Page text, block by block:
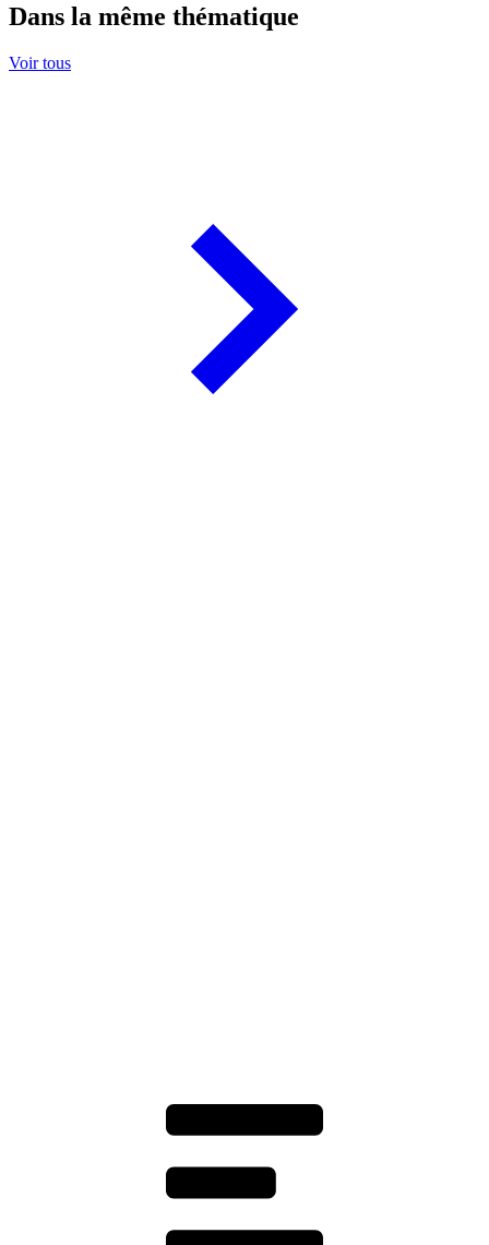
Dans la même thématique
Voir tous